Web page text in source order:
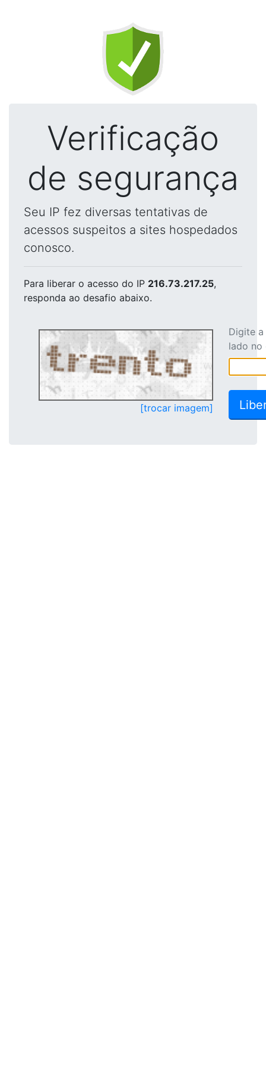
Verificação
de segurança
Seu IP fez diversas tentativas de
acessos suspeitos a sites hospedados
conosco.
Para liberar o acesso do IP 216.73.217.25,
responda ao desafio abaixo.
[trocar imagem]
Digite
lado no